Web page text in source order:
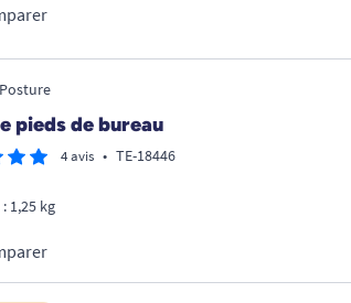
pieds de bureau
4 avis • TE-18446
1,25 kg